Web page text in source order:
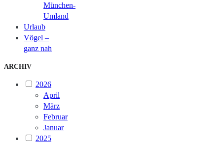
München-
Umland
Urlaub
Vögel –
ganz nah
ARCHIV
2026
April
März
Februar
Januar
2025